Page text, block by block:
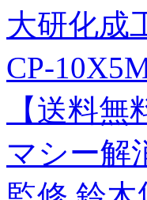
大研化成
CP-
【送料
マシー解